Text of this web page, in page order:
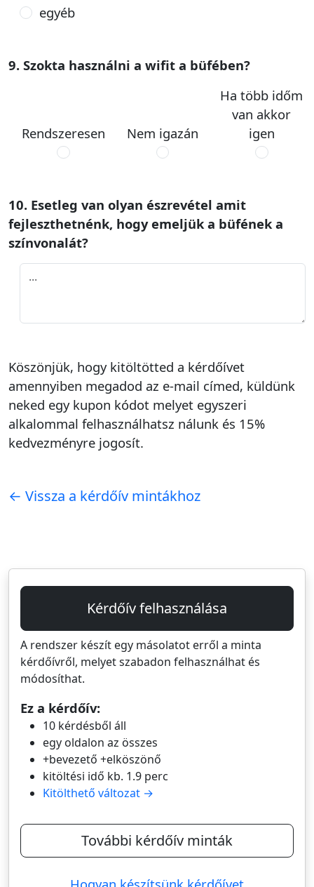
egyéb
9. Szokta használni a wifit a büfében?
Rendszeresen Nem igazán
Ha több időm
van akkor
igen
10. Esetleg van olyan észrevétel amit
fejleszthetnénk, hogy emeljük a büfének a
színvonalát?
Köszönjük, hogy kitöltötted a kérdőívet
amennyiben megadod az e-mail címed, küldünk
neked egy kupon kódot melyet egyszeri
alkalommal felhasználhatsz nálunk és 15%
kedvezményre jogosít.
← Vissza a kérdőív mintákhoz
Kérdőív felhasználása
A rendszer készít egy másolatot erről a minta
kérdőívről, melyet szabadon felhasználhat és
módosíthat.
Ez a kérdőív:
10 kérdésből áll
egy oldalon az összes
+bevezető +elköszönő
kitöltési idő kb. 1.9 perc
Kitölthető változat →
További kérdőív minták